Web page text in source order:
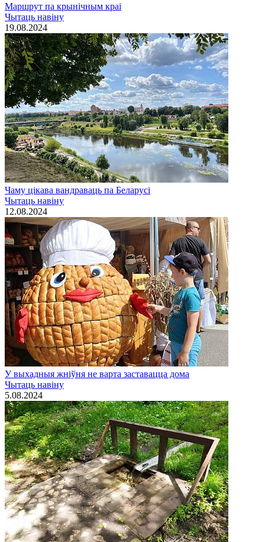
Маршрут па крынічным краі
Чытаць навiну
19.08.2024
Чаму цікава вандраваць па Беларусі
Чытаць навiну
12.08.2024
У выхадныя жніўня не варта заставацца дома
Чытаць навiну
5.08.2024